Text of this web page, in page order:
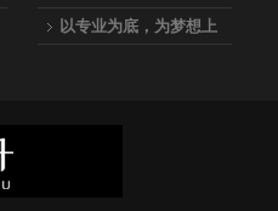
之路的起航站
与我们一起，成为点亮
以专业为底，为梦想上